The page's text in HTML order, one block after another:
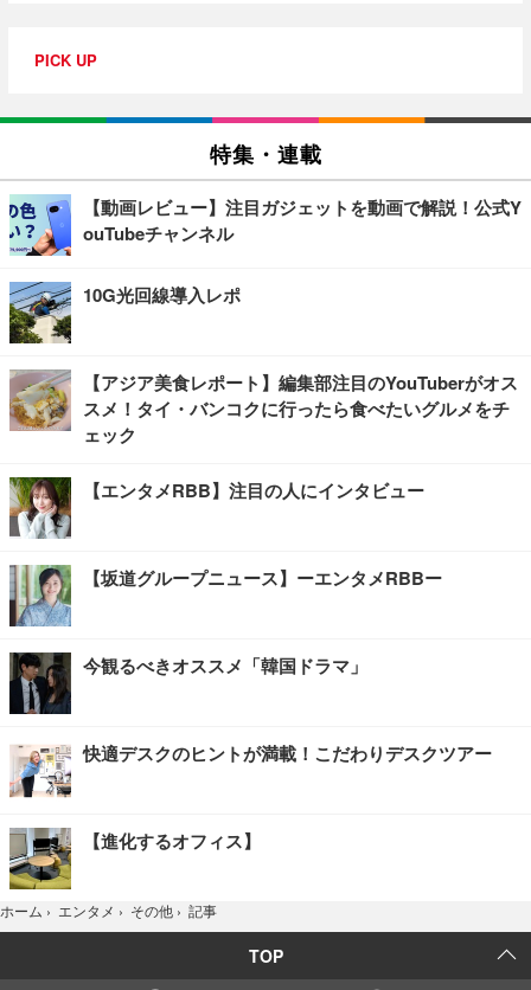
PICK UP
特集・連載
【動画レビュー】注目ガジェットを動画で解説！公式Y
ouTubeチャンネル
10G光回線導入レポ
【アジア美食レポート】編集部注目のYouTuberがオス
スメ！タイ・バンコクに行ったら食べたいグルメをチ
ェック
【エンタメRBB】注目の人にインタビュー
【坂道グループニュース】ーエンタメRBBー
今観るべきオススメ「韓国ドラマ」
快適デスクのヒントが満載！こだわりデスクツアー
【進化するオフィス】
ホーム › エンタメ › その他 › 記事
TOP